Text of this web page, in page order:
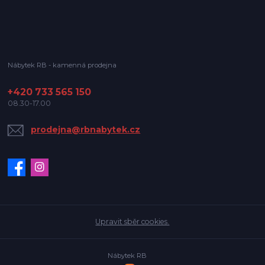
Nábytek RB - kamenná prodejna
+420 733 565 150
08.30-17.00
prodejna@rbnabytek.cz
Upravit sběr cookies.
Nábytek RB